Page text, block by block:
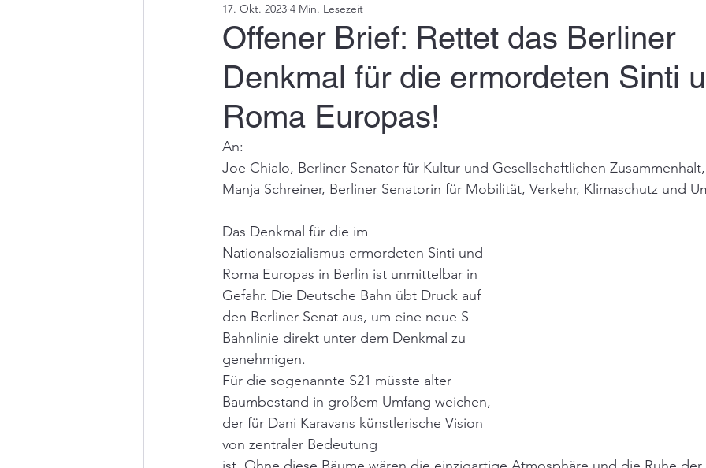
PUBLIKATIONEN IN DEN MEDIEN
Offener Brief: Rettet das Berliner
Denkmal für die ermordeten Sinti
Roma Europas!
17. Okt. 2023 4 Min. Lesezeit
An:
Joe Chialo, Berliner Senator für Kultur und Gesellschaftlichen Zusammenhalt,
Manja Schreiner, Berliner Senatorin für Mobilität, Verkehr, Klimaschutz und
Das Denkmal für die im
Nationalsozialismus ermordeten Sinti und
Roma Europas in Berlin ist unmittelbar in
Gefahr. Die Deutsche Bahn übt Druck auf
den Berliner Senat aus, um eine neue S-
Bahnlinie direkt unter dem Denkmal zu
genehmigen.
Für die sogenannte S21 müsste alter
Baumbestand in großem Umfang weichen,
der für Dani Karavans künstlerische Vision
von zentraler Bedeutung